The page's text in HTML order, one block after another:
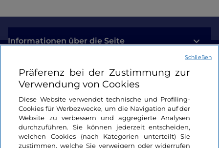
Informationen über die Seite
Nützliche Links
Login
Bleiben wir in Kontakt
Präferenz bei der Zustimmung zur
Verwendung von Cookies
Diese Website verwendet technische und Profiling-
Cookies für Werbezwecke, um die Navigation auf der
Website zu verbessern und aggregierte Analysen
durchzuführen. Sie können jederzeit entscheiden,
welchen Cookies (nach Kategorien unterteilt) Sie
zustimmen, welche Sie verweigern oder widerrufen
Schließen